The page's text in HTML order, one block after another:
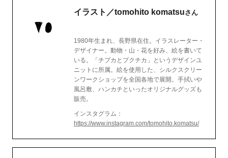
イラスト／tomohito komatsuさん
1980年生まれ、長野県在住。イラスレーター・
デザイナー。動物・山・花を好み、絵を書いて
いる。「チプカとプクチカ」というデザインユ
ニットに所属。絵を使用した、シルクスクリー
ンワークショップを全国各地で展開。手拭いや
風呂敷、ハンカチといったオリジナルグッズも
販売。
インスタグラム：
https://www.instagram.com/tomohito.komatsu/